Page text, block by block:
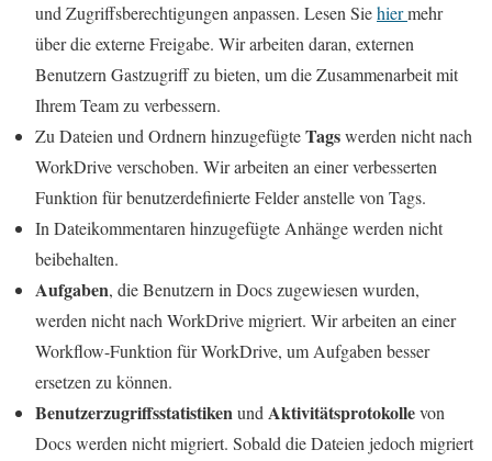
und Zugriffsberechtigungen anpassen. Lesen Siehiermehr
über die externe Freigabe. Wir arbeiten daran, externen
Benutzern Gastzugriff zu bieten, um die Zusammenarbeit mit
Ihrem Team zu verbessern.
Zu Dateien und Ordnern hinzugefügteTagswerden nicht nach
WorkDrive verschoben. Wir arbeiten an einer verbesserten
Funktion für benutzerdefinierte Felder anstelle von Tags.
In Dateikommentaren hinzugefügte Anhänge werden nicht
beibehalten.
Aufgaben, die Benutzern in Docs zugewiesen wurden,
werden nicht nach WorkDrive migriert. Wir arbeiten an einer
Workflow-Funktion für WorkDrive, um Aufgaben besser
ersetzen zu können.
BenutzerzugriffsstatistikenundAktivitätsprotokollevon
Docs werden nicht migriert. Sobald die Dateien jedoch migriert